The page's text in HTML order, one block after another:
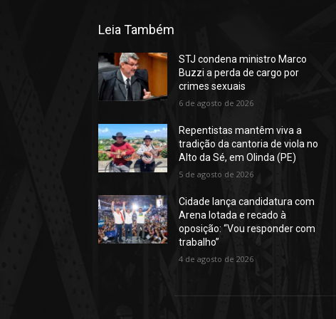
Leia Também
STJ condena ministro Marco
Buzzi a perda de cargo por
crimes sexuais
6 de agosto de 2026
Repentistas mantêm viva a
tradição da cantoria de viola no
Alto da Sé, em Olinda (PE)
5 de agosto de 2026
Cidade lança candidatura com
Arena lotada e recado à
oposição: “Vou responder com
trabalho”
4 de agosto de 2026